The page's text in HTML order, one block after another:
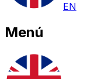
EN
Menú